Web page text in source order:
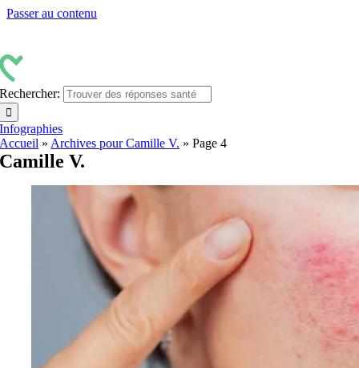
Passer au contenu
Rechercher:
Infographies
Accueil » Archives pour Camille V. »Page 4
Camille V.